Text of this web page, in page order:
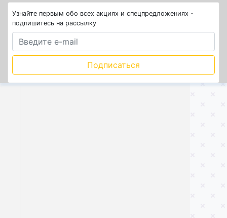
Узнайте первым обо всех акциях и спецпредложениях -
подпишитесь на рассылку